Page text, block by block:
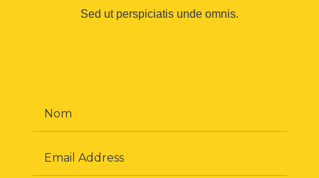
Sed ut perspiciatis unde omnis.